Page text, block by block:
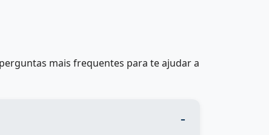
mais frequentes para te ajudar a